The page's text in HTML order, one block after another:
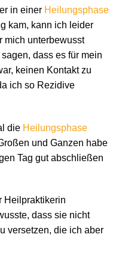
in einer Heilungsphase
kam, kann ich leider
mich unterbewusst
dass es für mein
keinen Kontakt zu
ich so Rezidive
die Heilungsphase
und Ganzen habe
Tag gut abschließen
Heilpraktikerin
dass sie nicht
versetzen, die ich aber